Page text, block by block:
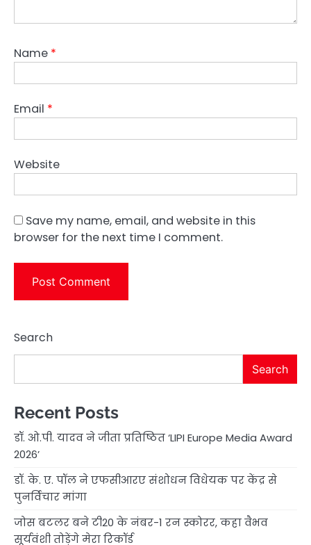
Name *
Email *
Website
Save my name, email, and website in this
browser for the next time I comment.
Search
Search
Recent Posts
डॉ. ओ.पी. यादव ने जीता प्रतिष्ठित ‘LIPI Europe Media Award
2026’
डॉ. के. ए. पॉल ने एफसीआरए संशोधन विधेयक पर केंद्र से
पुनर्विचार मांगा
जोस बटलर बने टी20 के नंबर-1 रन स्कोरर, कहा वैभव
सूर्यवंशी तोड़ेंगे मेरा रिकॉर्ड